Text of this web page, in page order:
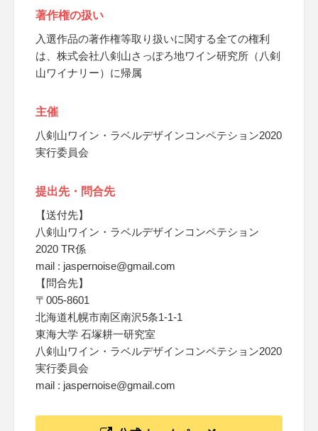
著作権の扱い
入選作品の著作権等取り扱いに関する全ての権利
は、株式会社八剣山さっぽろ地ワイン研究所（八剣
山ワイナリー）に帰属
主催
八剣山ワイン・ラベルデザインコンペテション2020
実行委員会
提出先・問合先
【送付先】
八剣山ワイン・ラベルデザインコンペテション
2020 TR係
mail : jaspernoise@gmail.com
【問合先】
〒005-8601
北海道札幌市南区南沢5条1-1-1
東海大学 石塚耕一研究室
八剣山ワイン・ラベルデザインコンペテション2020
実行委員会
mail : jaspernoise@gmail.com